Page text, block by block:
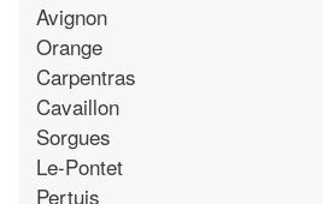
Avignon
Orange
Carpentras
Cavaillon
Sorgues
Le-Pontet
Pertuis